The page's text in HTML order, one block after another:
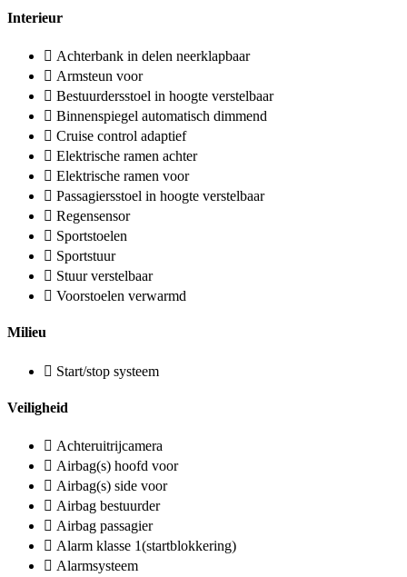
Interieur
Achterbank in delen neerklapbaar
Armsteun voor
Bestuurdersstoel in hoogte verstelbaar
Binnenspiegel automatisch dimmend
Cruise control adaptief
Elektrische ramen achter
Elektrische ramen voor
Passagiersstoel in hoogte verstelbaar
Regensensor
Sportstoelen
Sportstuur
Stuur verstelbaar
Voorstoelen verwarmd
Milieu
Start/stop systeem
Veiligheid
Achteruitrijcamera
Airbag(s) hoofd voor
Airbag(s) side voor
Airbag bestuurder
Airbag passagier
Alarm klasse 1(startblokkering)
Alarmsysteem